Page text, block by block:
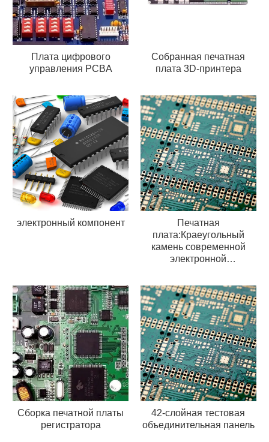
Плата цифрового
управления PCBA
Собранная печатная
плата 3D-принтера
электронный компонент
Печатная
плата:Краеугольный
камень современной
электронной
Сборка печатной платы
регистратора
42-слойная тестовая
объединительная панель